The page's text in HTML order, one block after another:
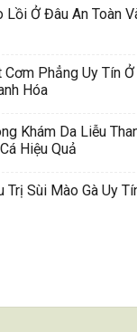
Lồi Ở Đâu An Toàn
Phẳng Uy Tín
Hóa
Khám Da Liễu
Hiệu Quả
Trị Sùi Mào Gà Uy